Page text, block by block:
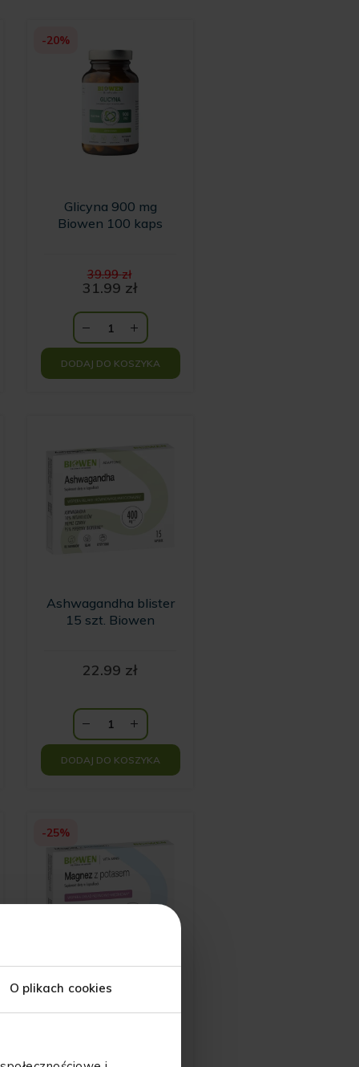
O plikach cookies
-20%
Glicyna 900 mg
Biowen 100 kaps
39.99zł
cena
39.99 zł.
31.99 zł
cena
wynosi:
31.99 zł.
DODAJ DO KOSZYKA
Ashwagandha blister
15 szt. Biowen
22.99 zł
DODAJ DO KOSZYKA
-25%
blistrach Biowen 30